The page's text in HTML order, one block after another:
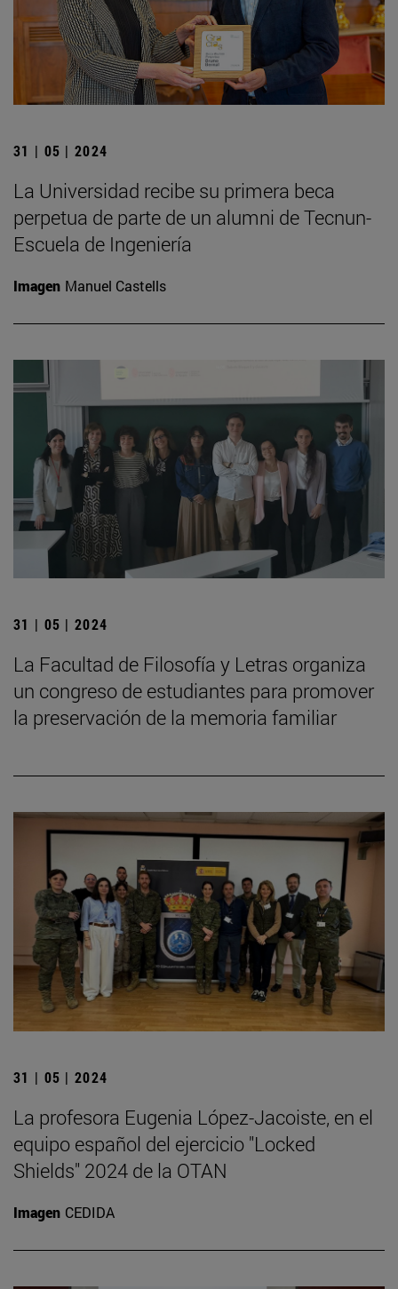
31 | 05 | 2024
La Universidad recibe su primera beca
perpetua de parte de un alumni de Tecnun-
Escuela de Ingeniería
Imagen Manuel Castells
31 | 05 | 2024
La Facultad de Filosofía y Letras organiza
un congreso de estudiantes para promover
la preservación de la memoria familiar
31 | 05 | 2024
La profesora Eugenia López-Jacoiste, en el
equipo español del ejercicio "Locked
Shields" 2024 de la OTAN
Imagen CEDIDA